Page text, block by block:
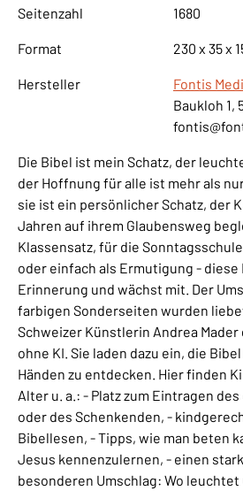
Seitenzahl 1680
Format 230 x 35 x
Hersteller
Fontis
Baukloh 1,
Die Bibel ist mein Schatz, der
der Hoffnung für alle ist mehr als
sie ist ein persönlicher Schatz, der
Jahren auf ihrem Glaubensweg
Klassensatz, für die
oder einfach als Ermutigung - diese
Erinnerung und wächst mit. Der
farbigen Sonderseiten wurden
Schweizer Künstlerin Andrea
ohne KI. Sie laden dazu ein, die
Händen zu entdecken. Hier finden
Alter u. a.: - Platz zum Eintragen
oder des Schenkenden, -
Bibellesen, - Tipps, wie man beten
Jesus kennenzulernen, - einen
besonderen Umschlag: Wo